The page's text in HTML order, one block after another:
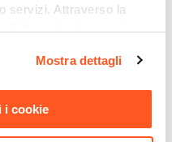
servizi. Attraverso la
gestire le proprie
si invita a leggere la
Mostra dettagli
i cookie